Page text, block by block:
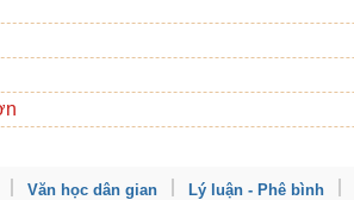
Văn học dân gian Lý luận - Phê bình